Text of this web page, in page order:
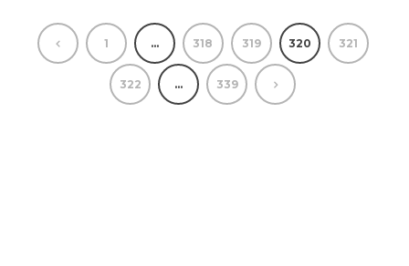
1 … 318 319 320 321
322 … 339